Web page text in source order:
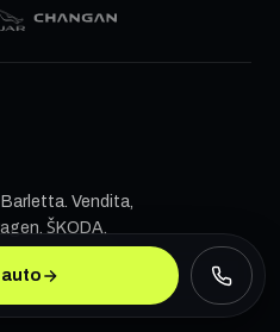
auto
Barletta. Vendita,
ŠKODA,
Land